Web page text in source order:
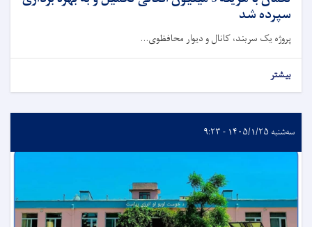
سپرده شد
پروژه یک سربند، کانال و دیوار محافظوی...
بیشتر
سه‌شنبه ۱۴۰۵/۱/۲۵ - ۹:۲۳